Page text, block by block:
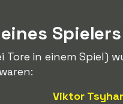
Spielers
in einem Spiel)
Viktor